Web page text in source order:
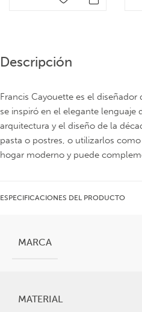
Descripción
Francis Cayouette es el
se inspiró en el elegante
arquitectura y el diseño de la
pasta o postres, o utilizarlos
hogar moderno y puede
ESPECIFICACIONES DEL PRODUCTO
MARCA
MATERIAL